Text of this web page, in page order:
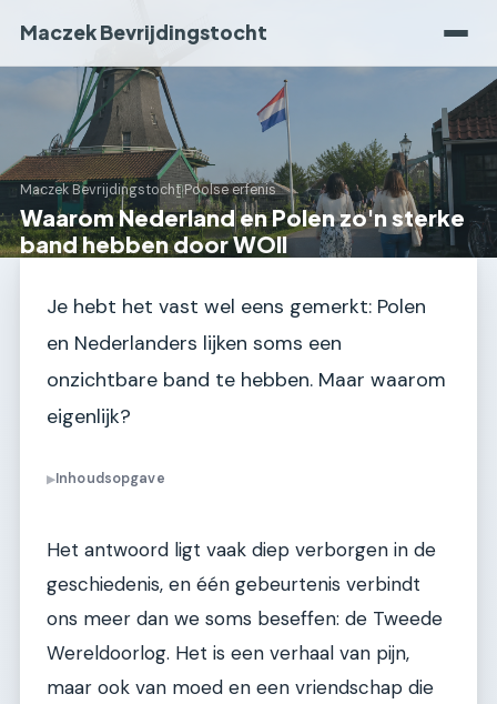
Maczek Bevrijdingstocht
Maczek Bevrijdingstocht›Poolse erfenis
Waarom Nederland en Polen zo'n sterke
band hebben door WOII
Je hebt het vast wel eens gemerkt: Polen
en Nederlanders lijken soms een
onzichtbare band te hebben. Maar waarom
eigenlijk?
▶Inhoudsopgave
Het antwoord ligt vaak diep verborgen in de
geschiedenis, en één gebeurtenis verbindt
ons meer dan we soms beseffen: de Tweede
Wereldoorlog. Het is een verhaal van pijn,
maar ook van moed en een vriendschap die